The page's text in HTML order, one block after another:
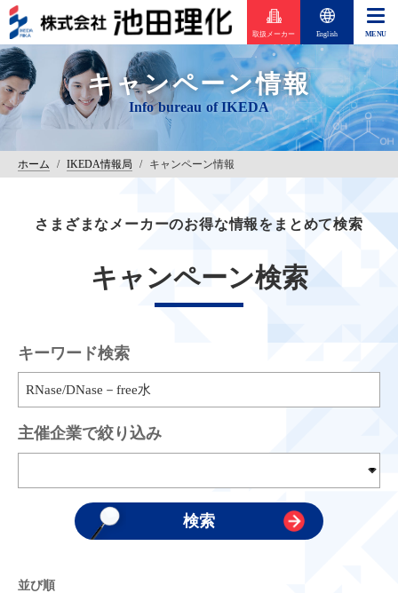
取扱メーカー English
キャンペーン情報
ホーム / IKEDA情報局 / キャンペーン情報
さまざまなメーカーのお得な情報をまとめて検索
キャンペーン検索
キーワード検索
主催企業で絞り込み
並び順